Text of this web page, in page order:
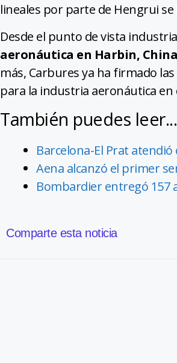
lineales por parte de Hengrui
Desde el punto de vista
aeronáutica en Harbin,
más, Carbures ya ha firmado
para la industria aeronáutica en
También puedes leer...
Barcelona-El Prat
Aena alcanzó el primer
Bombardier entregó 157
Comparte esta noticia